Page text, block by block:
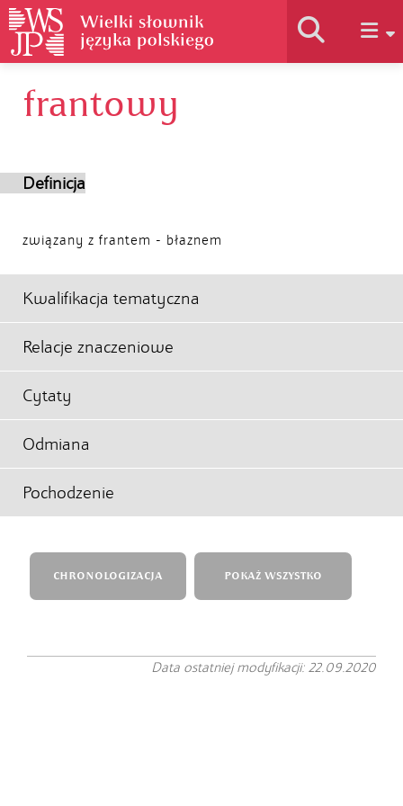
Historia słownika
frantowy
Definicja
związany z frantem - błaznem
Kwalifikacja tematyczna
Relacje znaczeniowe
Cytaty
Odmiana
Pochodzenie
CHRONOLOGIZACJA POKAŻ WSZYSTKO
Data ostatniej modyfikacji: 22.09.2020